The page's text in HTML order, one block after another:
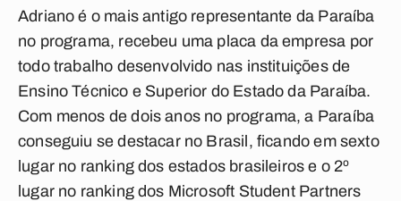
Adriano é o mais antigo representante da Paraíba
no programa, recebeu uma placa da empresa por
todo trabalho desenvolvido nas instituições de
Ensino Técnico e Superior do Estado da Paraíba.
Com menos de dois anos no programa, a Paraíba
conseguiu se destacar no Brasil, ficando em sexto
lugar no ranking dos estados brasileiros e o 2º
lugar no ranking dos Microsoft Student Partners